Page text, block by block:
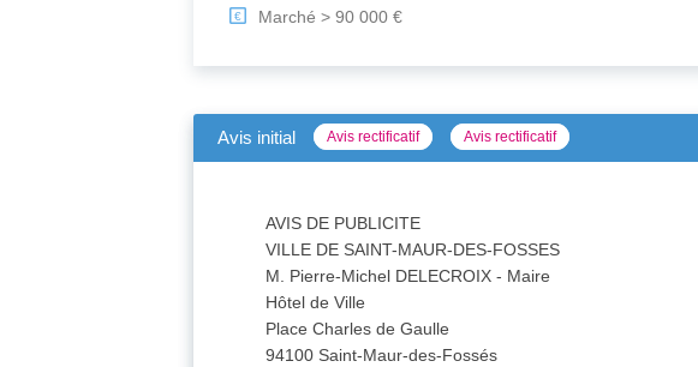
€ Marché > 90 000 €
Avis initial Avis rectificatif Avis rectificatif
AVIS DE PUBLICITE
VILLE DE SAINT-MAUR-DES-FOSSES
M. Pierre-Michel DELECROIX - Maire
Hôtel de Ville
Place Charles de Gaulle
94100 Saint-Maur-des-Fossés